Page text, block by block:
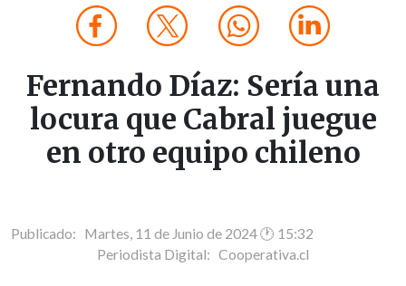
Fernando Díaz: Sería una
locura que Cabral juegue
en otro equipo chileno
Publicado: Martes, 11 de Junio de 2024 🕐 15:32
Periodista Digital: Cooperativa.cl